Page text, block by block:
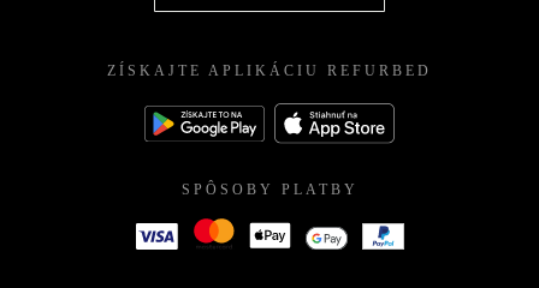
ZÍSKAJTE APLIKÁCIU REFURBED
SPÔSOBY PLATBY